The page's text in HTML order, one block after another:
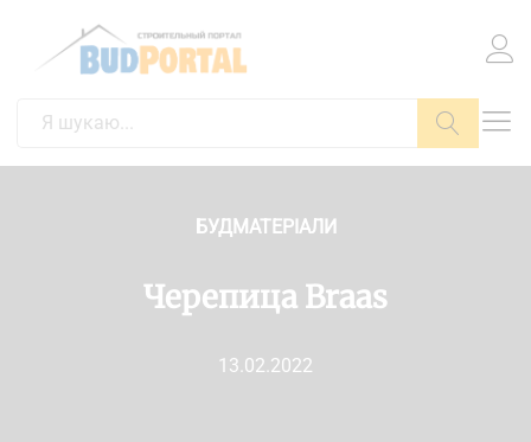
Пошук
БУДМАТЕРІАЛИ
Черепица Braas
13.02.2022